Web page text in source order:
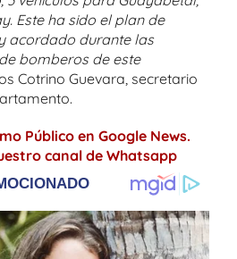
Este ha sido el plan de
acordado durante las
bomberos de este
Cotrino Guevara, secretario
Público en Google News.
canal de Whatsapp